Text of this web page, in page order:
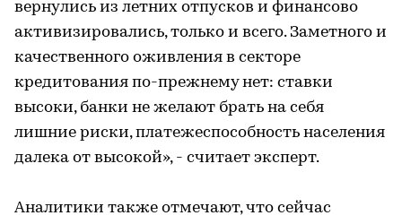
вернулись из летних отпусков и финансово
активизировались, только и всего. Заметного и
качественного оживления в секторе
кредитования по-прежнему нет: ставки
высоки, банки не желают брать на себя
лишние риски, платежеспособность населения
далека от высокой», - считает эксперт.
Аналитики также отмечают, что сейчас